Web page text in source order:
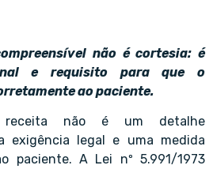
não é cortesia: é
e requisito para que o
ao paciente.
não é um detalhe
exigência legal e uma medida
paciente. A Lei nº 5.991/1973